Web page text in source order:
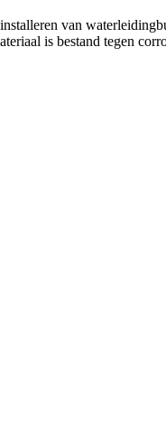
van
is bestand tegen